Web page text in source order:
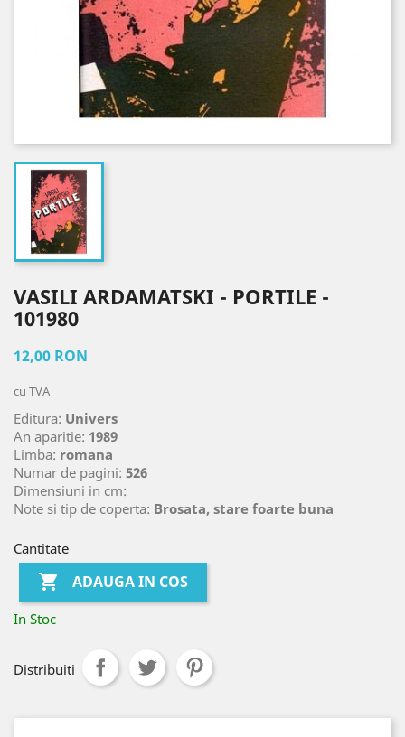
VASILI ARDAMATSKI - PORTILE -
101980
12,00 RON
cu TVA
Editura: Univers
An aparitie: 1989
Limba: romana
Numar de pagini: 526
Dimensiuni in cm:
Note si tip de coperta: Brosata, stare foarte buna
Cantitate
 ADAUGA IN COS
In Stoc
Distribuiti